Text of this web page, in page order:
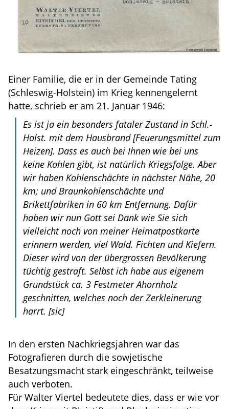
Einer Familie, die er in der Gemeinde Tating
(Schleswig-Holstein) im Krieg kennengelernt
hatte, schrieb er am 21. Januar 1946:
Es ist ja ein besonders fataler Zustand in Schl.-
Holst. mit dem Hausbrand[Feuerungsmittel zum
Heizen]. Dass es auch bei Ihnen wie bei uns
keine Kohlen gibt, ist natürlich Kriegsfolge. Aber
wir haben Kohlenschächte in nächster Nähe, 20
km; und Braunkohlenschächte und
Brikettfabriken in 60 km Entfernung. Dafür
haben wir nun Gott sei Dank wie Sie sich
vielleicht noch von meiner Heimatpostkarte
erinnern werden, viel Wald. Fichten und Kiefern.
Dieser wird von der übergrossen Bevölkerung
tüchtig gestraft. Selbst ich habe aus eigenem
Grundstück ca. 3 Festmeter Ahornholz
geschnitten, welches noch der Zerkleinerung
harrt. [sic]
In den ersten Nachkriegsjahren war das
Fotografieren durch die sowjetische
Besatzungsmacht stark eingeschränkt, teilweise
auch verboten.
Für Walter Viertel bedeutete dies, dass er wie vor